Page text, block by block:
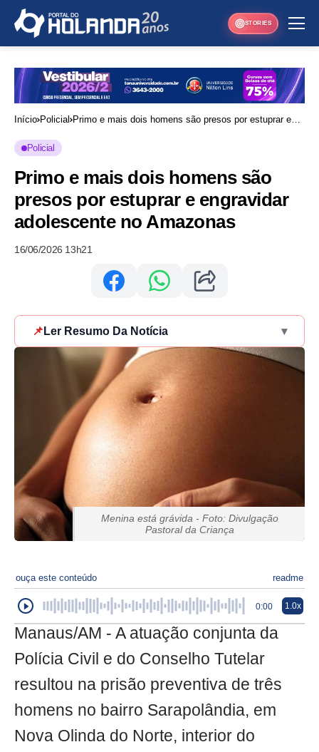
STORIES
Início Policial Primo e mais dois homens são presos por estuprar e
Policial
Primo e mais dois homens são
presos por estuprar e engravidar
adolescente no Amazonas
16/06/2026 13h21
📌 Ler Resumo Da Notícia ▾
Menina está grávida - Foto: Divulgação
Pastoral da Criança
ouça este conteúdo readme
0:00 1.0x
Manaus/AM - A atuação conjunta da
Polícia Civil e do Conselho Tutelar
resultou na prisão preventiva de três
homens no bairro Sarapolândia, em
Nova Olinda do Norte, interior do